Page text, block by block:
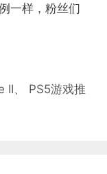
一样，粉丝们
II、 PS5游戏推